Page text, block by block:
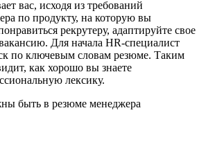
вас, исходя из требований
по продукту, на которую вы
рекрутеру, адаптируйте свое
Для начала HR-специалист
по ключевым словам резюме. Таким
как хорошо вы знаете
лексику.
быть в резюме менеджера